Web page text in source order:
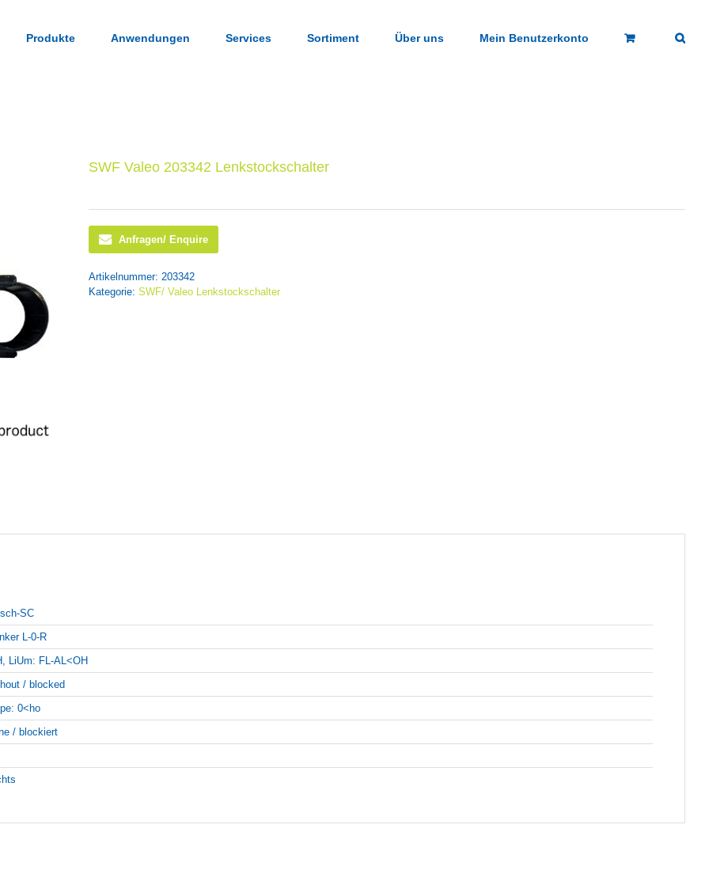
Produkte Anwendungen Services Sortiment Über uns Mein Benutzerkonto
SWF Valeo 203342 Lenkstockschalter
Anfragen/ Enquire
Artikelnummer: 203342
Kategorie: SWF/ Valeo Lenkstockschalter
SC
L-0-R
LiUm: FL-AL<OH
/ blocked
0<ho
/ blockiert